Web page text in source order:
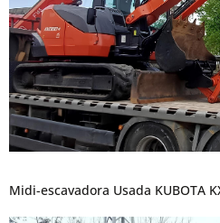
Midi-escavadora Usada KUBOTA